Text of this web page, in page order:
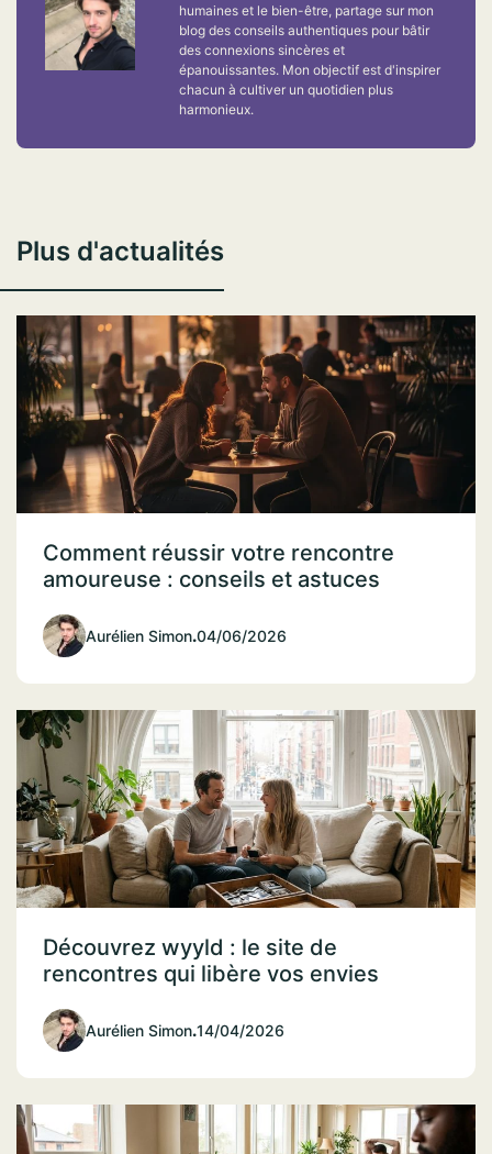
humaines et le bien-être, partage sur mon
blog des conseils authentiques pour bâtir
des connexions sincères et
épanouissantes. Mon objectif est d'inspirer
chacun à cultiver un quotidien plus
harmonieux.
Plus d'actualités
Comment réussir votre rencontre
amoureuse : conseils et astuces
Aurélien Simon.04/06/2026
Découvrez wyyld : le site de
rencontres qui libère vos envies
Aurélien Simon.14/04/2026